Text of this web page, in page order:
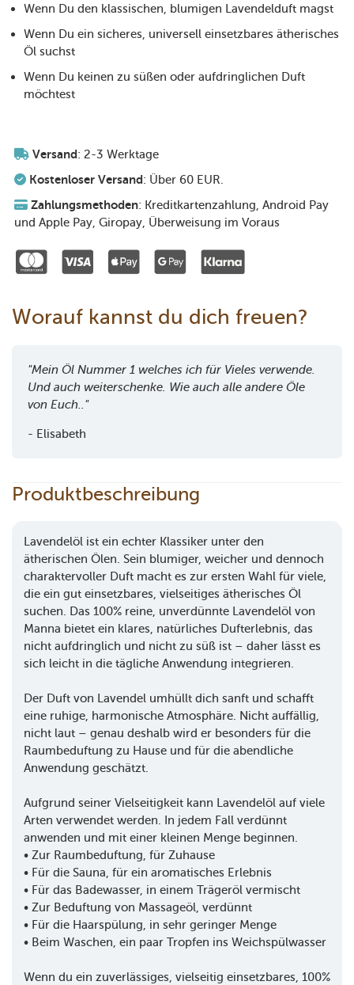
Worauf kannst du dich freuen?
"Mein Öl Nummer 1 welches ich für Vieles verwende.
Und auch weiterschenke. Wie auch alle andere Öle
von Euch.."
- Elisabeth
Wenn Du den klassischen, blumigen Lavendelduft magst
Wenn Du ein sicheres, universell einsetzbares ätherisches
Öl suchst
Wenn Du keinen zu süßen oder aufdringlichen Duft
möchtest
Versand: 2-3 Werktage
Kostenloser Versand: Über 60 EUR.
Zahlungsmethoden: Kreditkartenzahlung, Android Pay
und Apple Pay, Giropay, Überweisung im Voraus
Produktbeschreibung
Lavendelöl ist ein echter Klassiker unter den
ätherischen Ölen. Sein blumiger, weicher und dennoch
charaktervoller Duft macht es zur ersten Wahl für viele,
die ein gut einsetzbares, vielseitiges ätherisches Öl
suchen. Das 100% reine, unverdünnte Lavendelöl von
Manna bietet ein klares, natürliches Dufterlebnis, das
nicht aufdringlich und nicht zu süß ist – daher lässt es
sich leicht in die tägliche Anwendung integrieren.
Der Duft von Lavendel umhüllt dich sanft und schafft
eine ruhige, harmonische Atmosphäre. Nicht auffällig,
nicht laut – genau deshalb wird er besonders für die
Raumbeduftung zu Hause und für die abendliche
Anwendung geschätzt.
Aufgrund seiner Vielseitigkeit kann Lavendelöl auf viele
Arten verwendet werden. In jedem Fall verdünnt
anwenden und mit einer kleinen Menge beginnen.
• Zur Raumbeduftung, für Zuhause
• Für die Sauna, für ein aromatisches Erlebnis
• Für das Badewasser, in einem Trägeröl vermischt
• Zur Beduftung von Massageöl, verdünnt
• Für die Haarspülung, in sehr geringer Menge
• Beim Waschen, ein paar Tropfen ins Weichspülwasser
Wenn du ein zuverlässiges, vielseitig einsetzbares, 100%